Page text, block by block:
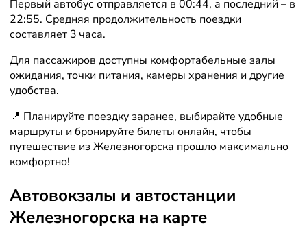
Первый автобус отправляется в 00:44, а последний – в
22:55. Средняя продолжительность поездки
составляет 3 часа.
Для пассажиров доступны комфортабельные залы
ожидания, точки питания, камеры хранения и другие
удобства.
📍 Планируйте поездку заранее, выбирайте удобные
маршруты и бронируйте билеты онлайн, чтобы
путешествие из Железногорска прошло максимально
комфортно!
Автовокзалы и автостанции
Железногорска на карте